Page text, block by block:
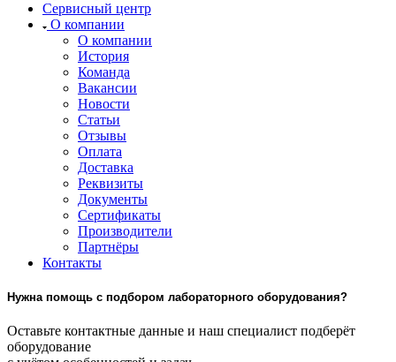
Сервисный центр
О компании
О компании
История
Команда
Вакансии
Новости
Статьи
Отзывы
Оплата
Доставка
Реквизиты
Документы
Сертификаты
Производители
Партнёры
Контакты
Нужна помощь с подбором лабораторного оборудования?
Оставьте контактные данные и наш специалист подберёт
оборудование